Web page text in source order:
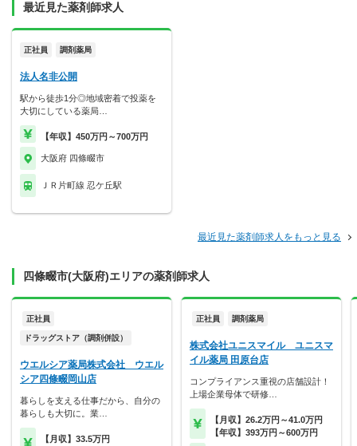
最近見た薬剤師求人
正社員 調剤薬局
法人名非公開
駅から徒歩1分◎地域密着で投薬を
大切にしている薬局…
【年収】450万円～700万円
大阪府 四條畷市
ＪＲ片町線 忍ケ丘駅
最近見た薬剤師求人をもっと見る
四條畷市(大阪府)エリアの薬剤師求人
正社員
ドラッグストア（調剤併設）
ウエルシア薬局株式会社 ウエル
シア四條畷岡山店
暮らしを支える仕事だから、自分の
暮らしも大切に。業…
【月収】33.5万円
正社員 調剤薬局
株式会社ユニスマイル ユニスマ
イル薬局 田原台店
コンプライアンス重視の店舗設計！
上場企業母体で研修…
【月収】26.2万円～41.0万円
【年収】393万円～600万円